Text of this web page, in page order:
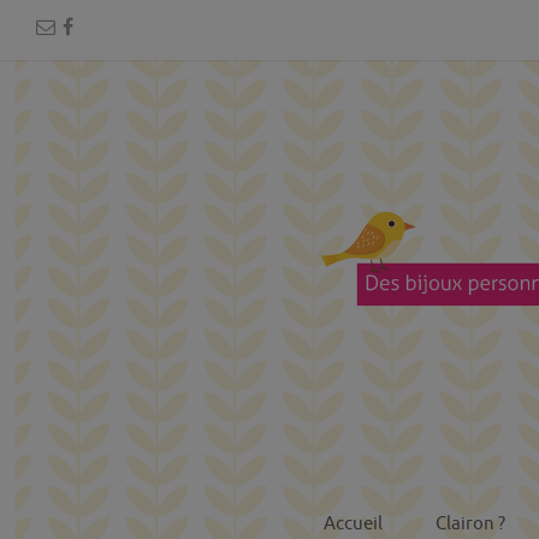
Accueil Clairon ?